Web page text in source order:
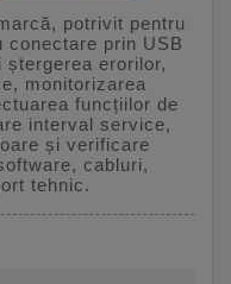
potrivit pentru
prin USB
erorilor,
monitorizarea
funcțiilor de
interval service,
și verificare
cabluri,
tehnic.